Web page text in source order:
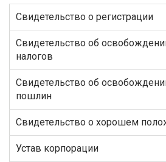
Свидетельство о регистрации
Свидетельство об
налогов
Свидетельство об
пошлин
Свидетельство о хорошем
Устав корпорации